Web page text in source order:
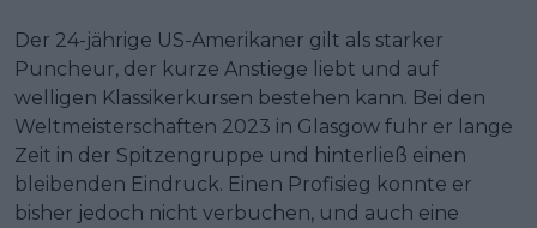
Der 24-jährige US-Amerikaner gilt als starker
Puncheur, der kurze Anstiege liebt und auf
welligen Klassikerkursen bestehen kann. Bei den
Weltmeisterschaften 2023 in Glasgow fuhr er lange
Zeit in der Spitzengruppe und hinterließ einen
bleibenden Eindruck. Einen Profisieg konnte er
bisher jedoch nicht verbuchen, und auch eine